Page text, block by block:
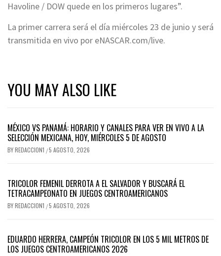
Havoline / DOW quede en los primeros lugares”.
La primer carrera será el día miércoles 23 de junio y será
transmitida en vivo por eNASCAR.com/live.
YOU MAY ALSO LIKE
MÉXICO VS PANAMÁ: HORARIO Y CANALES PARA VER EN VIVO A LA
SELECCIÓN MEXICANA, HOY, MIÉRCOLES 5 DE AGOSTO
BYREDACCION1 /5 AGOSTO, 2026
TRICOLOR FEMENIL DERROTA A EL SALVADOR Y BUSCARÁ EL
TETRACAMPEONATO EN JUEGOS CENTROAMERICANOS
BYREDACCION1 /5 AGOSTO, 2026
EDUARDO HERRERA, CAMPEÓN TRICOLOR EN LOS 5 MIL METROS DE
LOS JUEGOS CENTROAMERICANOS 2026